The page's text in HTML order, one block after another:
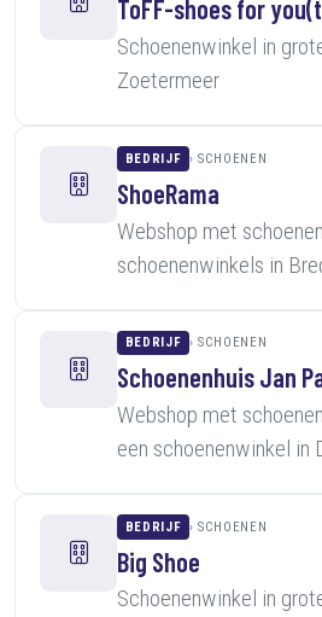
ToFF-shoes for
Schoenenwinkel in
Zoetermeer
BEDRIJF SCHOENEN
ShoeRama
Webshop met
schoenenwinkels in
BEDRIJF SCHOENEN
Schoenenhuis Jan
Webshop met
een schoenenwinkel in
BEDRIJF SCHOENEN
Big Shoe
Schoenenwinkel in